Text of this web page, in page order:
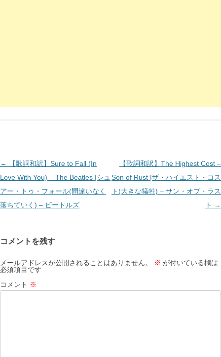
投
稿
ナ
ビ
シ
ョ
ン
←
【歌詞和訳】Sure to Fall (In
Love With You) – The Beatles |シュ
アー・トゥ・フォール(間違いなく
落ちていく) – ビートルズ
【歌詞和訳】The Highest Cost –
Son of Rust |ザ・ハイエスト・コス
ト(大きな犠牲) – サン・オブ・ラス
ト →
コメントを残す
メールアドレスが公開されることはありません。 ※ が付いている欄は
必須項目です
コメント ※